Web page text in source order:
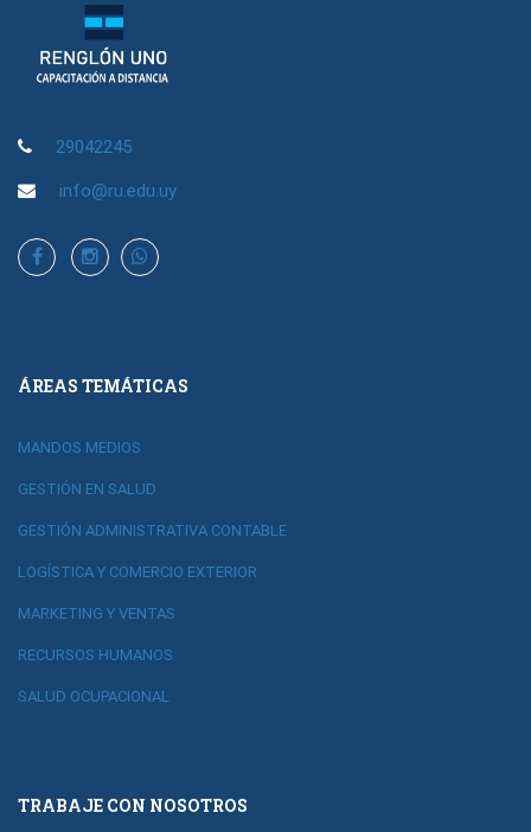
29042245
info@ru.edu.uy
ÁREAS TEMÁTICAS
MANDOS MEDIOS
GESTIÓN EN SALUD
GESTIÓN ADMINISTRATIVA CONTABLE
LOGÍSTICA Y COMERCIO EXTERIOR
MARKETING Y VENTAS
RECURSOS HUMANOS
SALUD OCUPACIONAL
TRABAJE CON NOSOTROS